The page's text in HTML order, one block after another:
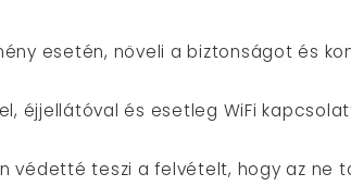
esetén, növeli a biztonságot és
éjjellátóval és esetleg WiFi
védetté teszi a felvételt, hogy az ne